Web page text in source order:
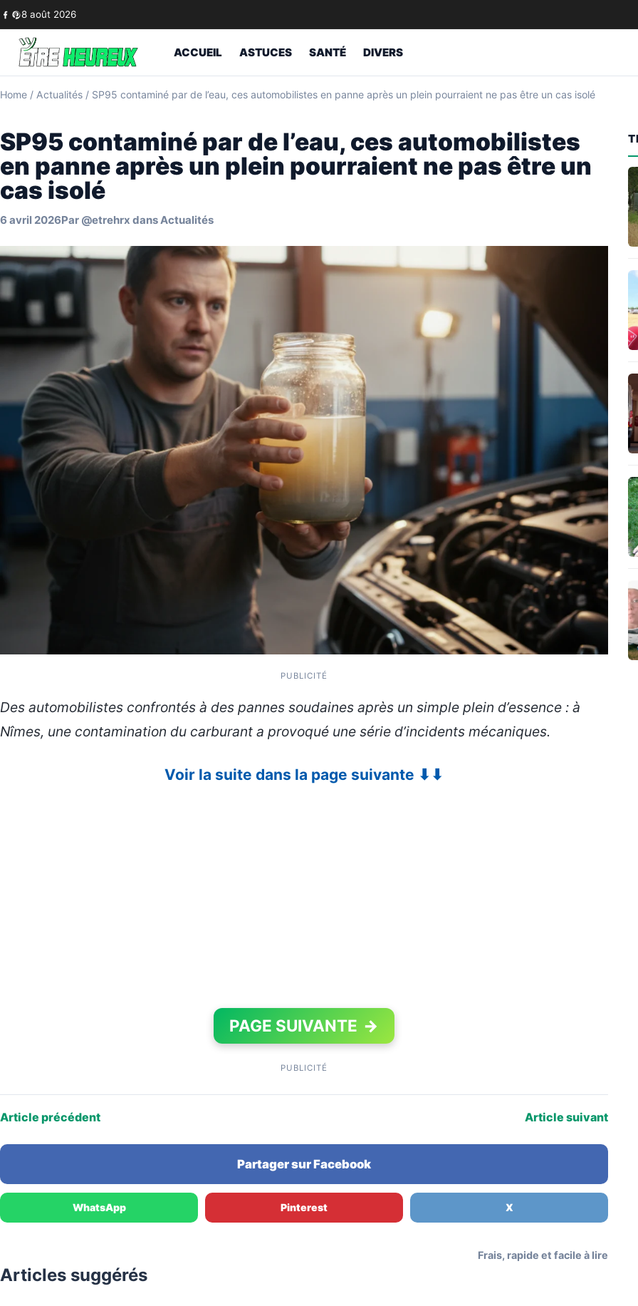
Skip to content
8 août 2026
ACCUEIL ASTUCES SANTÉ DIVERS
Home / Actualités / SP95 contaminé par de l’eau, ces automobilistes en panne après un plein pourraient ne pas être un cas isolé
SP95 contaminé par de l’eau, ces automobilistes
en panne après un plein pourraient ne pas être un
cas isolé
6 avril 2026Par @etrehrx dansActualités
PUBLICITÉ
Des automobilistes confrontés à des pannes soudaines après un simple plein d’essence : à
Nîmes, une contamination du carburant a provoqué une série d’incidents mécaniques.
Voir la suite dans la page suivante ⬇⬇
PAGE SUIVANTE →
PUBLICITÉ
Article précédent Article suivant
Partager sur Facebook
WhatsApp Pinterest X
Articles suggérés
Frais, rapide et facile à lire